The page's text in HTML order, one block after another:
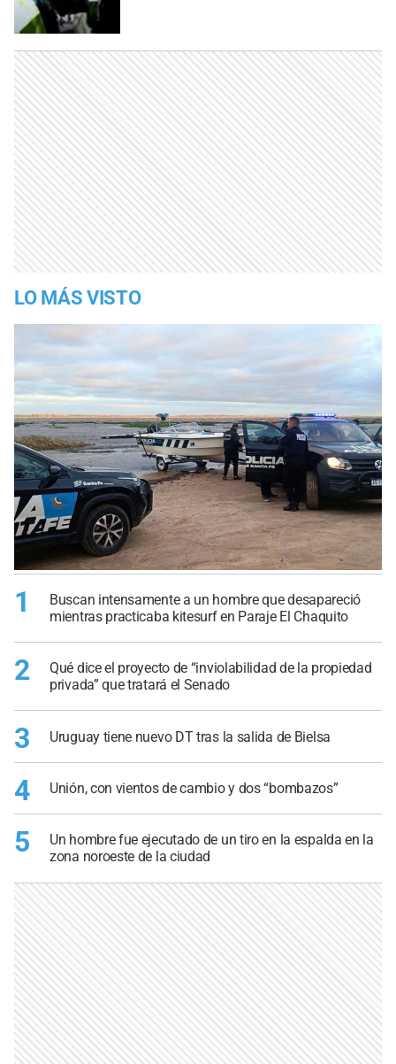
LO MÁS VISTO
1
Buscan intensamente a un hombre que desapareció
mientras practicaba kitesurf en Paraje El Chaquito
2
Qué dice el proyecto de “inviolabilidad de la propiedad
privada” que tratará el Senado
3 Uruguay tiene nuevo DT tras la salida de Bielsa
4 Unión, con vientos de cambio y dos “bombazos”
5
Un hombre fue ejecutado de un tiro en la espalda en la
zona noroeste de la ciudad